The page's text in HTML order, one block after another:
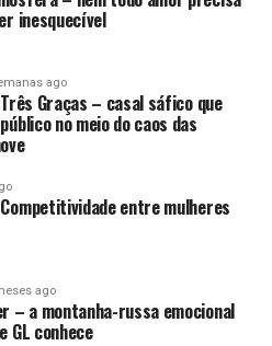
inesquecível
ago
Graças – casal sáfico que
no meio do caos das
entre mulheres
ago
– a montanha-russa emocional
GL conhece